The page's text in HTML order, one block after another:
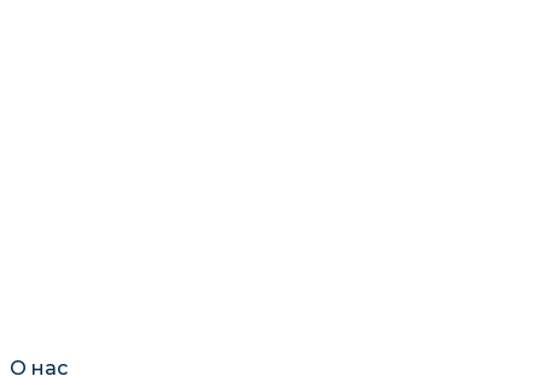
О нас